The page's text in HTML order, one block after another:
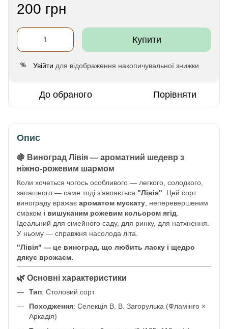
200 грн
Купити
% Увійти для відображення накопичувальної знижки
До обраного Порівняти
Опис
🍇 Виноград Лівія — ароматний шедевр з
ніжно-рожевим шармом
Коли хочеться чогось особливого — легкого, солодкого,
запашного — саме тоді з’являється "Лівія" . Цей сорт
винограду вражає ароматом мускату , неперевершеним
смаком і вишуканим рожевим кольором ягід
Ідеальний для сімейного саду, для ринку, для натхнення.
У ньому — справжня насолода літа.
"Лівія" — це виноград, що любить ласку і щедро
дякує врожаєм.
🌿 Основні характеристики
Тип: Столовий сорт
Походження: Селекція В. В. Загорулька (Фламінго ×
Аркадія)